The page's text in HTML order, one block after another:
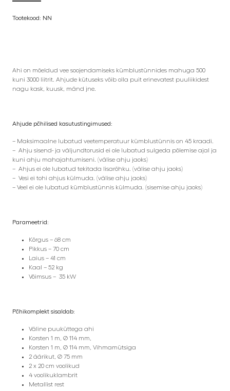
Tootekood: NN
Ahi on mõeldud vee soojendamiseks kümblustünnides mahuga 500
kuni 3000 liitrit. Ahjude kütuseks võib olla puit erinevatest puuliikidest
nagu kask, kuusk, mänd jne.
Ahjude põhilised kasutustingimused:
– Maksimaalne lubatud veetemperatuur kümblustünnis on 45 kraadi.
– Ahju sisend- ja väljundtorusid ei ole lubatud sulgeda põlemise ajal ja
kuni ahju mahajahtumiseni. (välise ahju jaoks)
– Ahjus ei ole lubatud tekitada lisarõhku. (välise ahju jaoks)
– Vesi ei tohi ahjus külmuda. (välise ahju jaoks)
– Veel ei ole lubatud kümblustünnis külmuda. (sisemise ahju jaoks)
Parameetrid:
Kõrgus – 68 cm
Pikkus – 70 cm
Laius – 41 cm
Kaal – 52 kg
Võimsus – 35 kW
Põhikomplekt sisaldab:
Väline puuküttega ahi
Korsten 1 m, Ø 114 mm,
Korsten 1 m, Ø 114 mm, Vihmamütsiga
2 äärikut, Ø 75 mm
2 x 20 cm voolikud
4 voolikuklambrit
Metallist rest